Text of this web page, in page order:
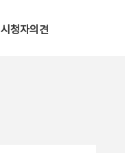
시청자의견